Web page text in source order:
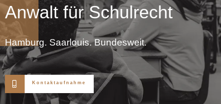
Anwalt für Schulrecht
Hamburg. Saarlouis. Bundesweit.
Kontaktaufnahme